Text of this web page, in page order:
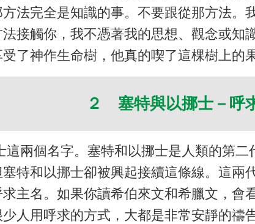
法完全是知識的事。不要跟從那方法
接觸你，我不憑著我的思想、觀念或
了神作生命樹，他真的喫了這棵樹上的果
２ 塞特與以挪士－呼
這兩個名字。塞特和以挪士是人類的第
特和以挪士卻被興起接續這條線。這兩
主名。如果你讀希伯來文和希臘文，
人用呼求的方式，大都是非常安靜的